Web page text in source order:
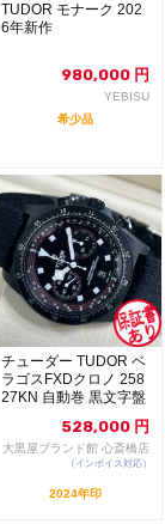
TUDOR モナーク 202
6年新作
980,000 円
YEBISU
希少品
チューダー TUDOR ベ
ラゴスFXDクロノ 258
27KN 自動巻 黒文字盤
528,000 円
大黒屋ブランド館 心斎橋店
（インボイス対応）
2024年印